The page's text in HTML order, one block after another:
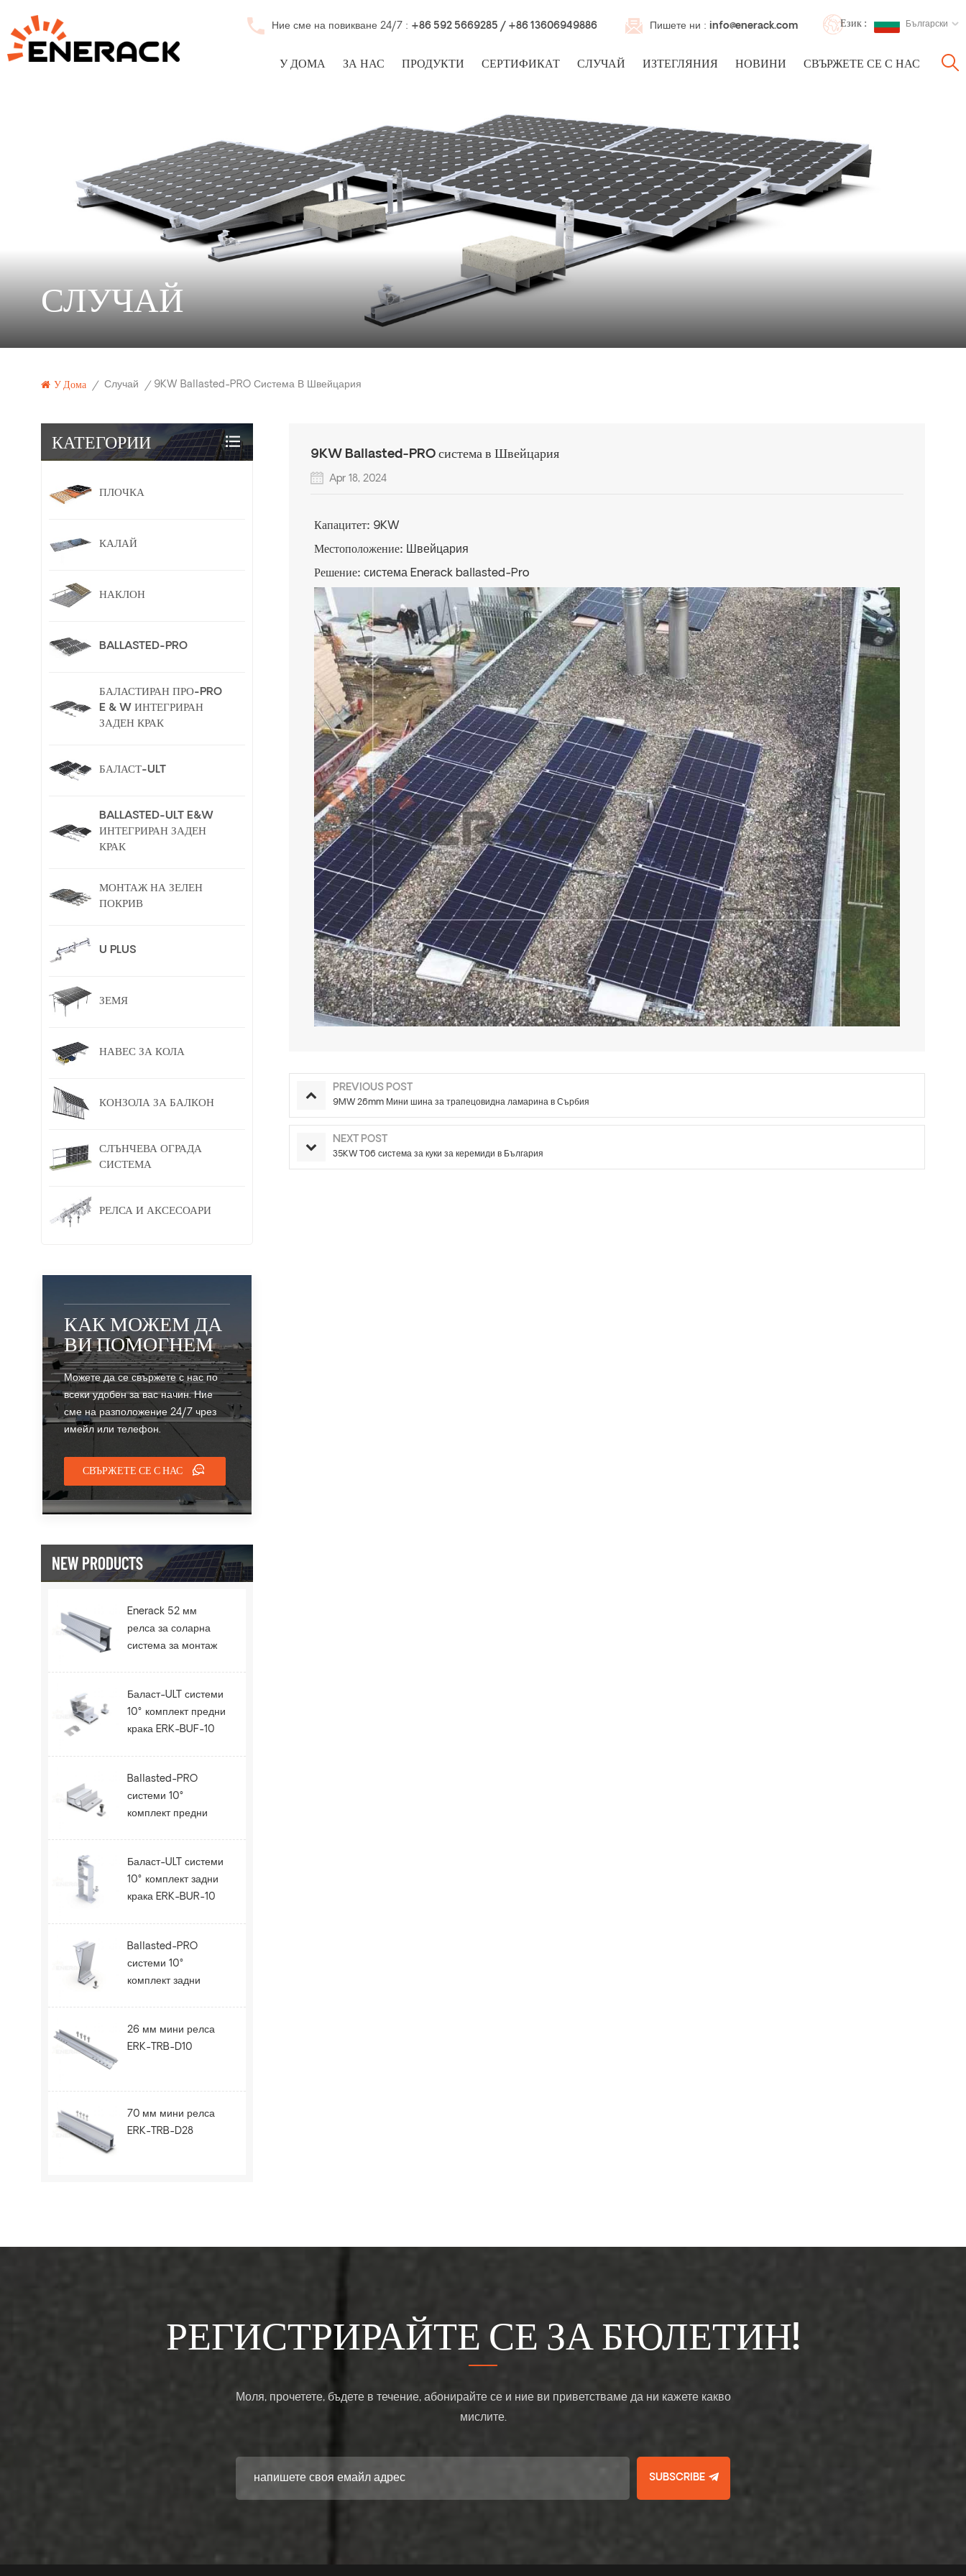
Ние сме на повикване 24/7 : +86 592 5669285 / +86 13606949886 Пишете ни : info@enerack.com Език : Български
У ДОМА ЗА НАС ПРОДУКТИ СЕРТИФИКАТ СЛУЧАЙ ИЗТЕГЛЯНИЯ НОВИНИ СВЪРЖЕТЕ СЕ С НАС
СЛУЧАЙ
У Дома / Случай / 9KW Ballasted-PRO Система В Швейцария
9KW Ballasted-PRO система в Швейцария
Apr 18, 2024
Капацитет: 9KW
Местоположение: Швейцария
Решение: система Enerack ballasted-Pro
PREVIOUS POST
9MW 26mm Мини шина за трапецовидна ламарина в Сърбия
NEXT POST
35KW T06 система за куки за керемиди в България
КАТЕГОРИИ
ПЛОЧКА
КАЛАЙ
НАКЛОН
BALLASTED-PRO
БАЛАСТИРАН ПРО-PRO
E & W ИНТЕГРИРАН
ЗАДЕН КРАК
БАЛАСТ-ULT
BALLASTED-ULT E&W
ИНТЕГРИРАН ЗАДЕН
КРАК
МОНТАЖ НА ЗЕЛЕН
ПОКРИВ
U PLUS
ЗЕМЯ
НАВЕС ЗА КОЛА
КОНЗОЛА ЗА БАЛКОН
СЛЪНЧЕВА ОГРАДА
СИСТЕМА
РЕЛСА И АКСЕСОАРИ
КАК МОЖЕМ ДА
ВИ ПОМОГНЕМ
Можете да се свържете с нас по
всеки удобен за вас начин. Ние
сме на разположение 24/7 чрез
имейл или телефон.
СВЪРЖЕТЕ СЕ С НАС
NEW PRODUCTS
Enerack 52 мм
релса за соларна
система за монтаж
Баласт-ULT системи
10° комплект предни
крака ERK-BUF-10
Ballasted-PRO
системи 10°
комплект предни
Баласт-ULT системи
10° комплект задни
крака ERK-BUR-10
Ballasted-PRO
системи 10°
комплект задни
26 мм мини релса
ERK-TRB-D10
70 мм мини релса
ERK-TRB-D28
РЕГИСТРИРАЙТЕ СЕ ЗА БЮЛЕТИН!
Моля, прочетете, бъдете в течение, абонирайте се и ние ви приветстваме да ни кажете какво
мислите.
SUBSCRIBE